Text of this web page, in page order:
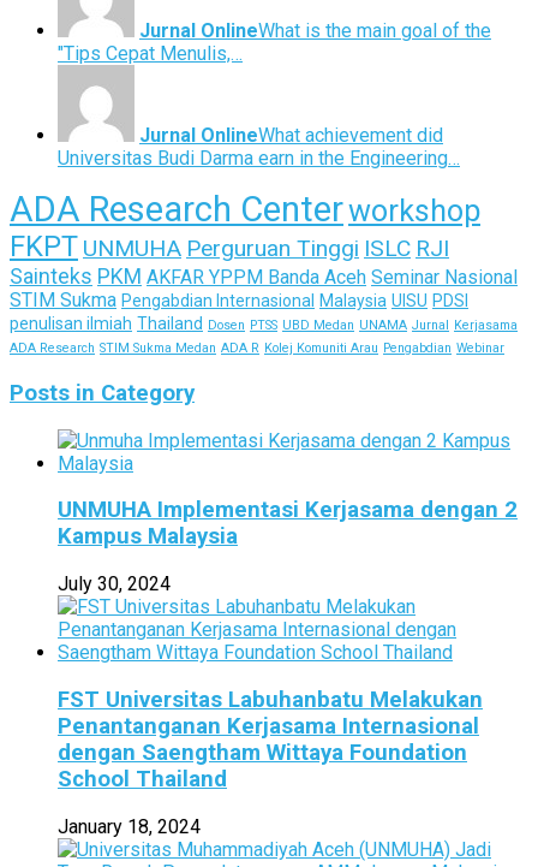
Jurnal OnlineWhat is the main goal of the
"Tips Cepat Menulis,…
Jurnal OnlineWhat achievement did
Universitas Budi Darma earn in the Engineering…
ADA Research Centerworkshop
FKPT UNMUHA Perguruan Tinggi ISLC RJI
Sainteks PKM AKFAR YPPM Banda Aceh Seminar Nasional
STIM Sukma Pengabdian Internasional Malaysia UISU PDSI
penulisan ilmiah Thailand Dosen PTSS UBD Medan UNAMA Jurnal
Kerjasama
ADA Research STIM Sukma Medan ADA R Kolej Komuniti Arau Pengabdian Webinar
Posts in Category
UNMUHA Implementasi Kerjasama dengan 2
Kampus Malaysia
July 30, 2024
FST Universitas Labuhanbatu Melakukan
Penantanganan Kerjasama Internasional
dengan Saengtham Wittaya Foundation
School Thailand
January 18, 2024